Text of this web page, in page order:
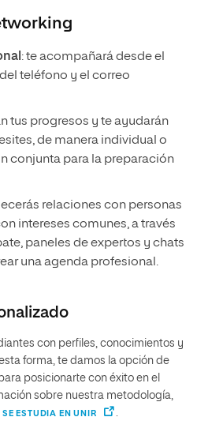
: te acompañará desde el
teléfono y el correo
tus progresos y te ayudarán
de manera individual o
conjunta para la preparación
relaciones con personas
intereses comunes, a través
paneles de expertos y chats
una agenda profesional.
con perfiles, conocimientos y
forma, te damos la opción de
posicionarte con éxito en el
sobre nuestra metodología,
ESTUDIA EN UNIR .